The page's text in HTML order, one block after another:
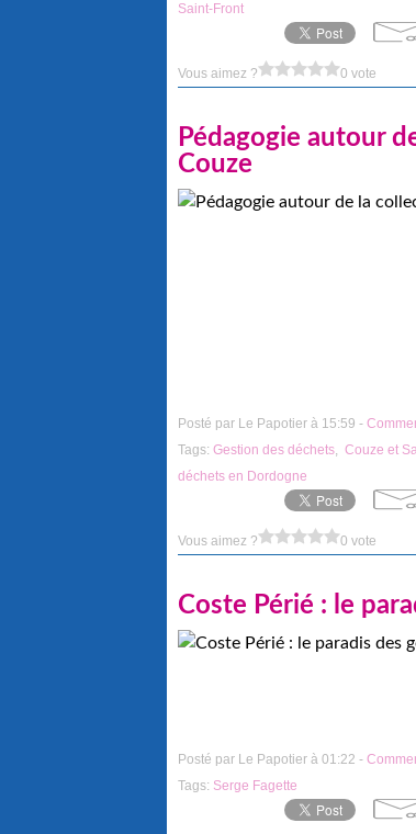
Saint-Front
Vous aimez ? 0 vote
Pédagogie autour
Couze
Posté par Le Papotier à 15:59 -
Tags: Gestion des déchets, Couze et
déchets en Dordogne
Vous aimez ? 0 vote
Coste Périé : le
Posté par Le Papotier à 01:22 -
Tags: Serge Fagette